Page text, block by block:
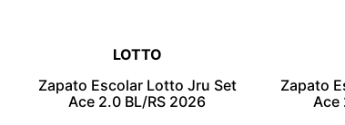
LOTTO
Zapato Escolar Lotto Jru Set
Ace 2.0 BL/RS 2026
Zapato
Ace